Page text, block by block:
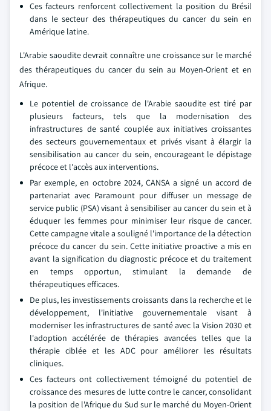
Ces facteurs renforcent collectivement la position du Brésil
dans le secteur des thérapeutiques du cancer du sein en
Amérique latine.
L'Arabie saoudite devrait connaître une croissance sur le marché
des thérapeutiques du cancer du sein au Moyen-Orient et en
Afrique.
Le potentiel de croissance de l'Arabie saoudite est tiré par
plusieurs facteurs, tels que la modernisation des
infrastructures de santé couplée aux initiatives croissantes
des secteurs gouvernementaux et privés visant à élargir la
sensibilisation au cancer du sein, encourageant le dépistage
précoce et l'accès aux interventions.
Par exemple, en octobre 2024, CANSA a signé un accord de
partenariat avec Paramount pour diffuser un message de
service public (PSA) visant à sensibiliser au cancer du sein et à
éduquer les femmes pour minimiser leur risque de cancer.
Cette campagne vitale a souligné l'importance de la détection
précoce du cancer du sein. Cette initiative proactive a mis en
avant la signification du diagnostic précoce et du traitement
en temps opportun, stimulant la demande de
thérapeutiques efficaces.
De plus, les investissements croissants dans la recherche et le
développement, l'initiative gouvernementale visant à
moderniser les infrastructures de santé avec la Vision 2030 et
l'adoption accélérée de thérapies avancées telles que la
thérapie ciblée et les ADC pour améliorer les résultats
cliniques.
Ces facteurs ont collectivement témoigné du potentiel de
croissance des mesures de lutte contre le cancer, consolidant
la position de l'Afrique du Sud sur le marché du Moyen-Orient